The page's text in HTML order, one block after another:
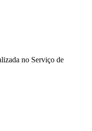
no Serviço de